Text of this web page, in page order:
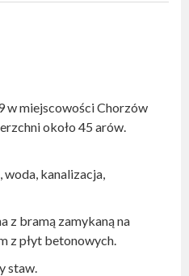
w miejscowości Chorzów
około 45 arów.
kanalizacja,
z bramą zamykaną na
z płyt betonowych.
staw.